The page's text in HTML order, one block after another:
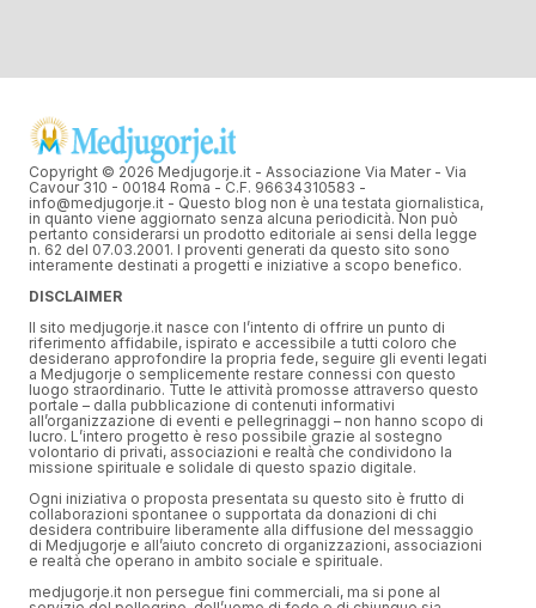
Copyright © 2026 Medjugorje.it - Associazione Via Mater - Via
Cavour 310 - 00184 Roma - C.F. 96634310583 -
info@medjugorje.it - Questo blog non è una testata giornalistica,
in quanto viene aggiornato senza alcuna periodicità. Non può
pertanto considerarsi un prodotto editoriale ai sensi della legge
n. 62 del 07.03.2001. I proventi generati da questo sito sono
interamente destinati a progetti e iniziative a scopo benefico.
DISCLAIMER
Il sito medjugorje.it nasce con l’intento di offrire un punto di
riferimento affidabile, ispirato e accessibile a tutti coloro che
desiderano approfondire la propria fede, seguire gli eventi legati
a Medjugorje o semplicemente restare connessi con questo
luogo straordinario. Tutte le attività promosse attraverso questo
portale – dalla pubblicazione di contenuti informativi
all’organizzazione di eventi e pellegrinaggi – non hanno scopo di
lucro. L’intero progetto è reso possibile grazie al sostegno
volontario di privati, associazioni e realtà che condividono la
missione spirituale e solidale di questo spazio digitale.
Ogni iniziativa o proposta presentata su questo sito è frutto di
collaborazioni spontanee o supportata da donazioni di chi
desidera contribuire liberamente alla diffusione del messaggio
di Medjugorje e all’aiuto concreto di organizzazioni, associazioni
e realtà che operano in ambito sociale e spirituale.
medjugorje.it non persegue fini commerciali, ma si pone al